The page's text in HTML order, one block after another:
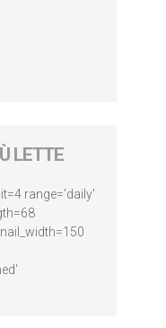
LETTE
range='daily'